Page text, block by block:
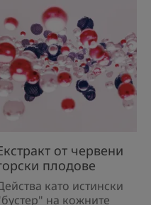
от червени
плодове
като истински
на кожните